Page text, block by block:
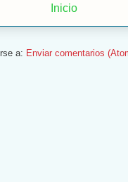
Inicio
a: Enviar comentarios